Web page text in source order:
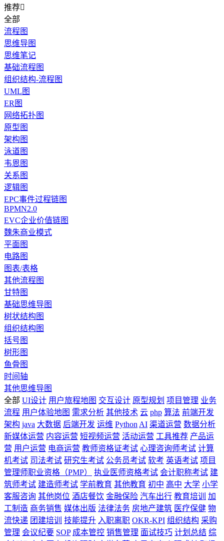
推荐
全部
流程图
思维导图
思维笔记
基础流程图
组织结构-流程图
UML图
ER图
网络拓扑图
原型图
架构图
泳道图
韦恩图
关系图
逻辑图
EPC事件过程链图
BPMN2.0
EVC企业价值链图
魏朱商业模式
平面图
电路图
图表/表格
其他流程图
甘特图
基础思维导图
树状结构图
组织结构图
括号图
树形图
鱼骨图
时间轴
其他思维导图
全部 UI设计 用户旅程地图 交互设计 原型规划 项目管理 业务
流程 用户体验地图 需求分析 其他技术 云 php 算法 前端开发
架构 java 大数据 后端开发 运维 Python AI 渠道运营 数据分析
新媒体运营 内容运营 短视频运营 活动运营 工具推荐 产品运
营 用户运营 电商运营 教师资格证考试 心理咨询师考试 计算
机考试 司法考试 研究生考试 公务员考试 软考 英语考试 项目
管理师职业资格（PMP）
执业医师资格考试 会计职称考试 建
筑师考试 建造师考试 学前教育 其他教育 初中 高中 大学 小学
客服咨询 其他岗位 酒店餐饮 金融保险 汽车出行 教育培训
加
工制造 商务销售 媒体出版 法律法务 房地产建筑 医疗保健 物
流快递 团建培训 技能提升 入职离职 OKR-KPI 组织结构 采购
管理 会议纪要 SOP 成本管控 销售管理 面试技巧 计划总结 综